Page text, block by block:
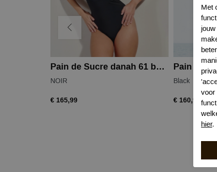
Pain de Sucre danah 61 badpak
NOIR
€ 165,99
Pain de
Black
€ 160,99
Met
voor
hier.